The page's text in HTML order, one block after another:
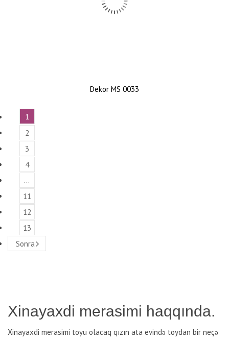
Dekor MS 0033
1
2
3
4
…
11
12
13
Sonra
Xinayaxdi merasimi haqqında.
Xinayaxdi merasimi toyu olacaq qızın ata evində toydan bir neçə